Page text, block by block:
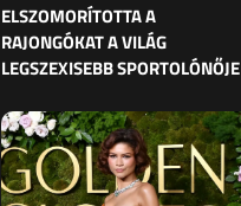
ELSZOMORÍTOTTA A
RAJONGÓKAT A VILÁG
LEGSZEXISEBB SPORTOLÓNŐJE